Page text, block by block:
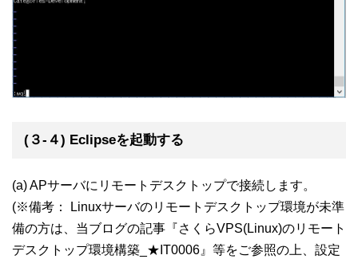
(３-４) Eclipseを起動する
(a) APサーバにリモートデスクトップで接続します。
(※備考： Linuxサーバのリモートデスクトップ環境が未準
備の方は、当ブログの記事『さくらVPS(Linux)のリモート
デスクトップ環境構築_★IT0006』等をご参照の上、設定